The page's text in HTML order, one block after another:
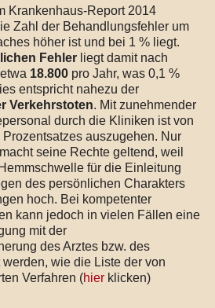
Krankenhaus-Report 2014
Zahl der Behandlungsfehler um
höher ist und bei 1 % liegt.
Fehler liegt damit nach
18.800 pro Jahr, was 0,1 %
entspricht nahezu der
Verkehrstoten. Mit zunehmender
durch die Kliniken ist von
auszugehen. Nur
seine Rechte geltend, weil
für die Einleitung
des persönlichen Charakters
hoch. Bei kompetenter
kann jedoch in vielen Fällen eine
mit der
des Arztes bzw. des
wie die Liste der von
Verfahren (hier klicken)